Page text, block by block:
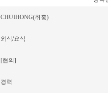
CHUIHONG(취홍)
외식/요식
[협의]
경력